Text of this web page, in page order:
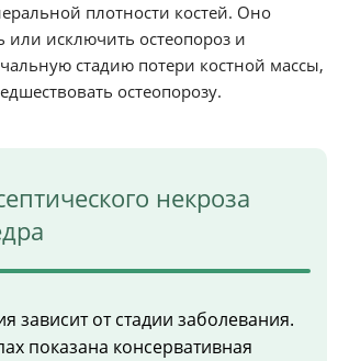
плотности костей. Оно
или исключить остеопороз и
стадию потери костной массы,
остеопорозу.
некроза
зависит от стадии заболевания.
показана консервативная